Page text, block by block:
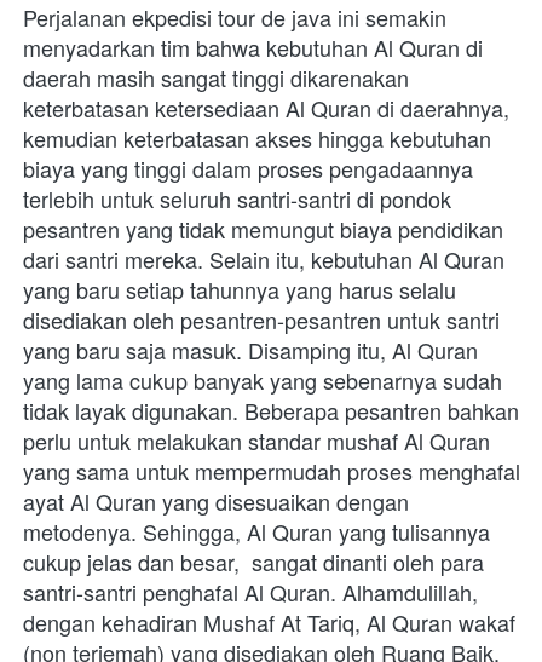
Perjalanan ekpedisi tour de java ini semakin
menyadarkan tim bahwa kebutuhan Al Quran di
daerah masih sangat tinggi dikarenakan
keterbatasan ketersediaan Al Quran di daerahnya,
kemudian keterbatasan akses hingga kebutuhan
biaya yang tinggi dalam proses pengadaannya
terlebih untuk seluruh santri-santri di pondok
pesantren yang tidak memungut biaya pendidikan
dari santri mereka. Selain itu, kebutuhan Al Quran
yang baru setiap tahunnya yang harus selalu
disediakan oleh pesantren-pesantren untuk santri
yang baru saja masuk. Disamping itu, Al Quran
yang lama cukup banyak yang sebenarnya sudah
tidak layak digunakan. Beberapa pesantren bahkan
perlu untuk melakukan standar mushaf Al Quran
yang sama untuk mempermudah proses menghafal
ayat Al Quran yang disesuaikan dengan
metodenya. Sehingga, Al Quran yang tulisannya
cukup jelas dan besar,  sangat dinanti oleh para
santri-santri penghafal Al Quran. Alhamdulillah,
dengan kehadiran Mushaf At Tariq, Al Quran wakaf
(non terjemah) yang disediakan oleh Ruang Baik,